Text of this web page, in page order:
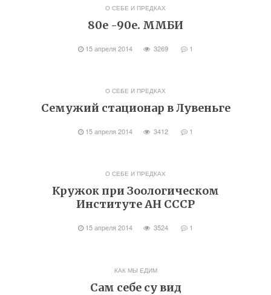
О СЕБЕ И ПРЕДКАХ
80е -90е. ММБИ
15 апреля 2014 3269 1
О СЕБЕ И ПРЕДКАХ
Семужий стационар в Лувеньге
15 апреля 2014 3412 1
О СЕБЕ И ПРЕДКАХ
Кружок при Зоологическом
Институте АН СССР
15 апреля 2014 3524 1
КАК МЫ ЕДИМ
Сам себе су вид